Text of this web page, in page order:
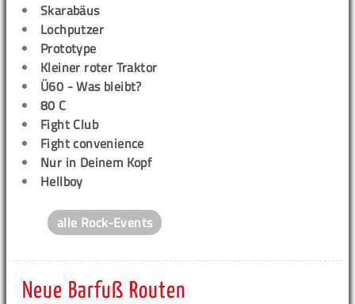
Skarabäus
Lochputzer
Prototype
Kleiner roter Traktor
Ü60 - Was bleibt?
80 C
Fight Club
Fight convenience
Nur in Deinem Kopf
Hellboy
alle Rock-Events
Neue Barfuß Routen